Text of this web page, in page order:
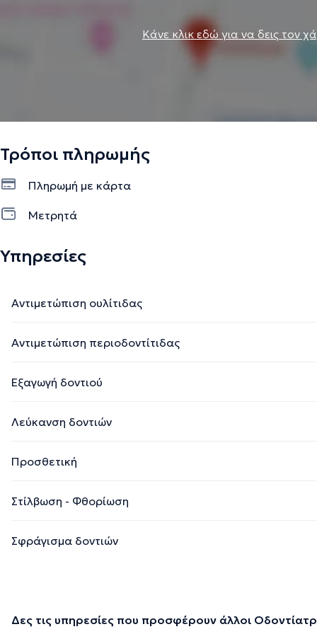
Κάνε κλικ εδώ για να δεις τον
Τρόποι πληρωμής
Πληρωμή με κάρτα
Μετρητά
Υπηρεσίες
Αντιμετώπιση ουλίτιδας
Αντιμετώπιση περιοδοντίτιδας
Εξαγωγή δοντιού
Λεύκανση δοντιών
Προσθετική
Στίλβωση - Φθορίωση
Σφράγισμα δοντιών
Δες τις υπηρεσίες που προσφέρουν άλλοι